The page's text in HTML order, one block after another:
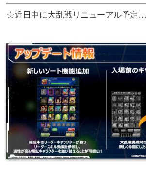
☆近日中に大乱戦リニューアル予定…